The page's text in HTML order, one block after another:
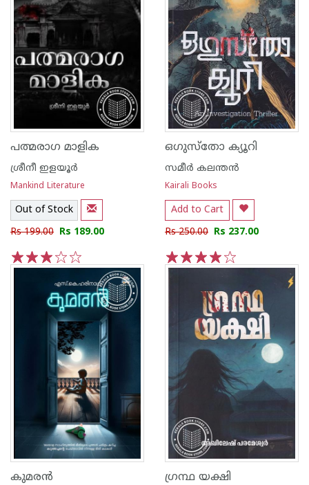
പത്മരാഗ മാളിക
ശ്രീനീ ഇളയൂർ
Mankind Literature
Out of Stock
Rs 199.00 Rs 189.00
5
4
3
2
1
ഒഗുസ്തോ ക്യൂറി
സമീർ കലന്തൻ
Kairali Books
Add to Cart
Rs 250.00 Rs 237.00
5
4
3
2
1
കുമരൻ ഗ്രന്ഥ യക്ഷി